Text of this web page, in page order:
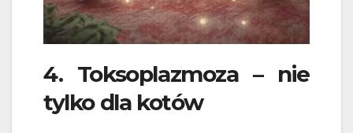
4. Toksoplazmoza – nie
tylko dla kotów